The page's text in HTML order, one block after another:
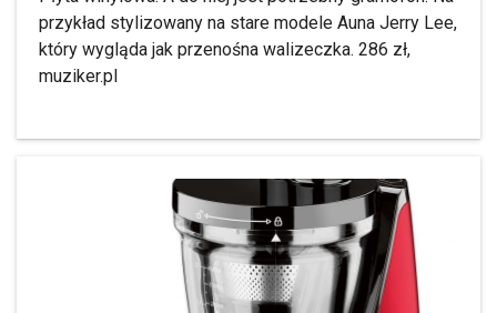
przykład stylizowany na stare modele Auna Jerry Lee,
który wygląda jak przenośna walizeczka. 286 zł,
muziker.pl